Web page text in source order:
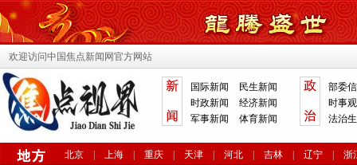
欢迎访问中国焦点新闻网官方网站
国际新闻
民生新闻
时政新闻
经济新闻
军事新闻
体育新闻
部委
时事
法治
北京 上海 重庆 天津 河北 吉林 辽宁
浙